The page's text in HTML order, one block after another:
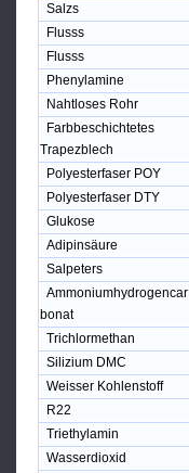
Salzs
Flusss
Flusss
Phenylamine
Nahtloses Rohr
Farbbeschichtetes
Trapezblech
Polyesterfaser POY
Polyesterfaser DTY
Glukose
Adipinsäure
Salpeters
Ammoniumhydrogencar
bonat
Trichlormethan
Silizium DMC
Weisser Kohlenstoff
R22
Triethylamin
Wasserdioxid